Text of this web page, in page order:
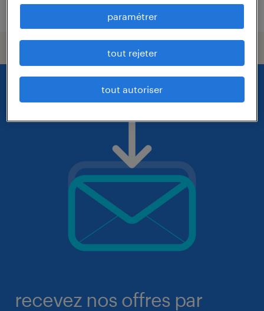
publié le 10 juillet 2026
recevez nos offres par
paramétrer
tout rejeter
tout autoriser